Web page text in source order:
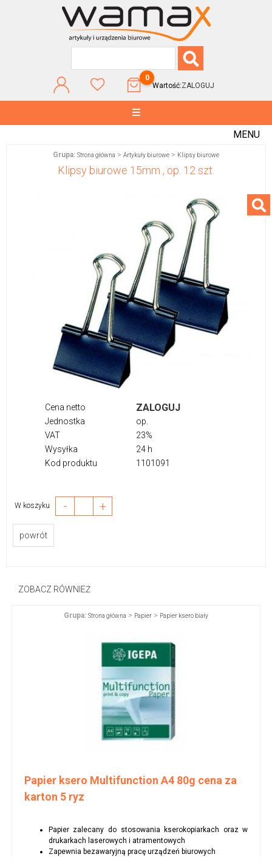
0
Wartość:ZALOGUJ
MENU
Grupa: Strona główna > Artykuły biurowe > Klipsy biurowe
Klipsy biurowe 15mm , op. 12 szt.
Cena netto ZALOGUJ
Jednostka
op.
VAT
23%
Wysyłka
24 h
Kod produktu
1101091
W koszyku - +
powrót
ZOBACZ RÓWNIEŻ
Grupa: Strona główna > Papier > Papier ksero biały
Papier ksero Multifunction A4 80g cena za
karton 5 ryz
Papier zalecany do stosowania kserokopiarkach oraz w
drukarkach laserowych i atramentowych
Zapewnia bezawaryjną pracę urządzeń biurowych